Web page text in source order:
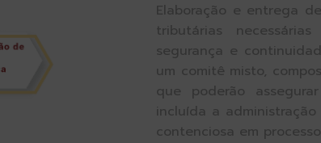
Elaboração e entrega
tributárias
segurança e
um comitê misto,
que poderão
incluída a
contenciosa em